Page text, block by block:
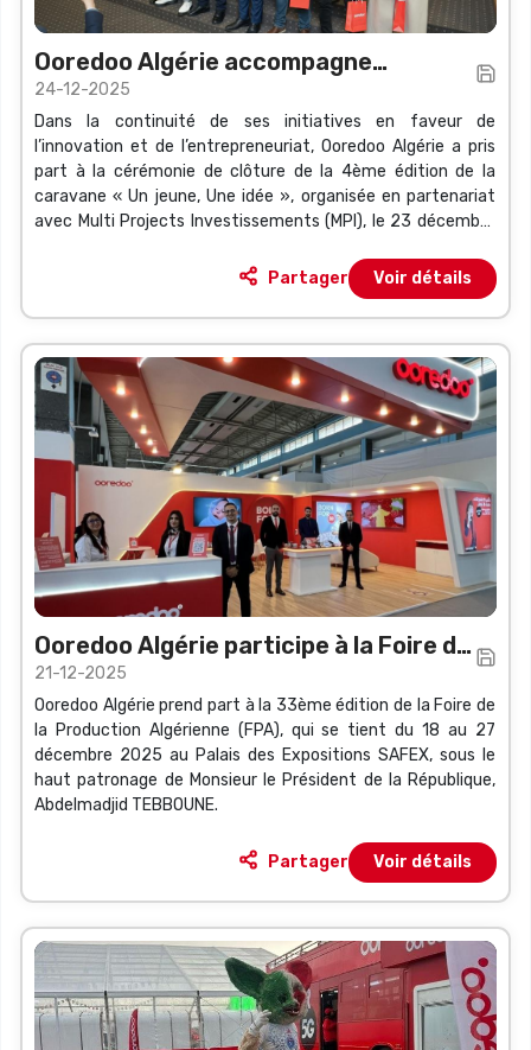
Ooredoo Algérie accompagne
l’émergence de quatre projets
innovants
24-12-2025
Dans la continuité de ses initiatives en faveur de
l’innovation et de l’entrepreneuriat, Ooredoo Algérie a pris
part à la cérémonie de clôture de la 4ème édition de la
caravane « Un jeune, Une idée », organisée en partenariat
avec Multi Projects Investissements (MPI), le 23 décembre
Partager
Voir détails
Ooredoo Algérie participe à la Foire de
la Production Algérienne
21-12-2025
Ooredoo Algérie prend part à la 33ème édition de la Foire de
la Production Algérienne (FPA), qui se tient du 18 au 27
décembre 2025 au Palais des Expositions SAFEX, sous le
haut patronage de Monsieur le Président de la République,
Abdelmadjid TEBBOUNE.
Partager Voir détails